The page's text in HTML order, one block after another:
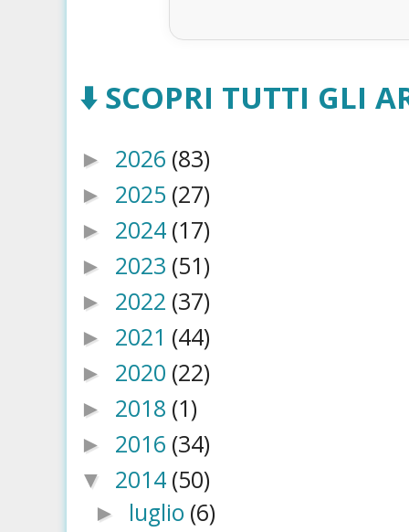
⬇️ SCOPRI TUTTI GLI
► 2026 (83)
► 2025 (27)
► 2024 (17)
► 2023 (51)
► 2022 (37)
► 2021 (44)
► 2020 (22)
► 2018 (1)
► 2016 (34)
▼ 2014 (50)
► luglio (6)